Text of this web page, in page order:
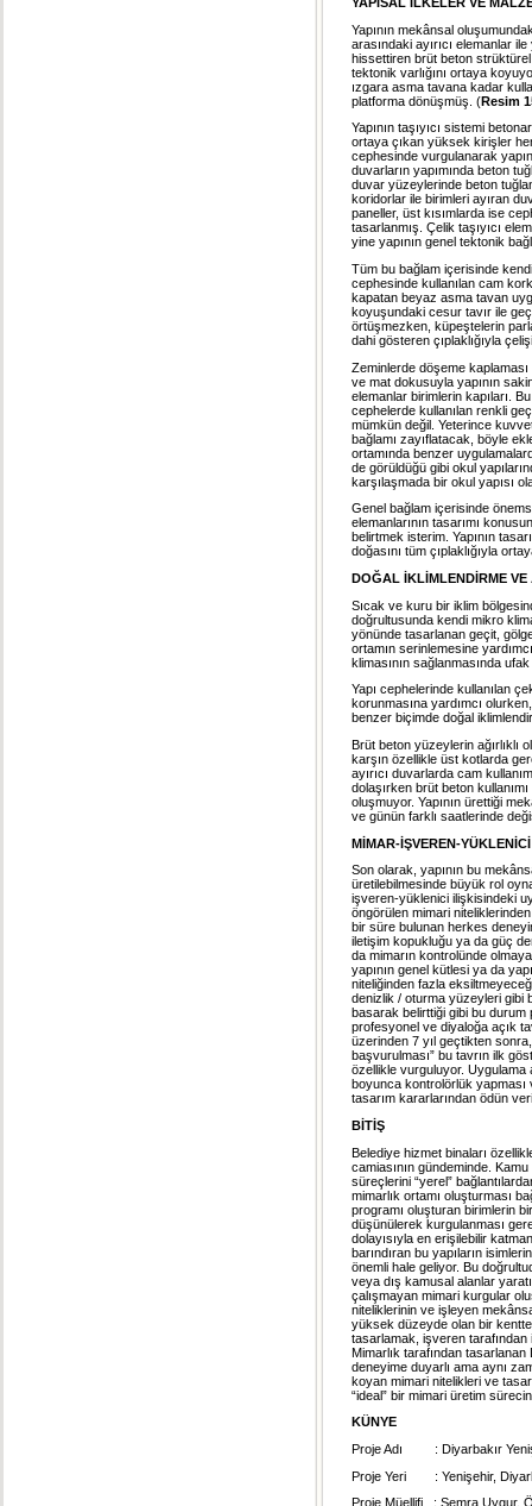
Yapının mekânsal
arasındaki ayırıcı elemanlar
hissettiren brüt beton strüktürel
tektonik varlığını ortaya
ızgara asma tavana kadar
platforma dönüşmüş. (Resim
Yapının taşıyıcı sistemi
ortaya çıkan yüksek kirişler
cephesinde vurgulanarak
duvarların yapımında beton
duvar yüzeylerinde beton
koridorlar ile birimleri ayıran
paneller, üst kısımlarda ise
tasarlanmış. Çelik taşıyıcı
yine yapının genel tektonik
Tüm bu bağlam içerisinde
cephesinde kullanılan cam
kapatan beyaz asma tavan
koyuşundaki cesur tavır ile
örtüşmezken, küpeştelerin
dahi gösteren çıplaklığıyla
Zeminlerde döşeme kaplaması
ve mat dokusuyla yapının
elemanlar birimlerin kapıları.
cephelerde kullanılan renkli
mümkün değil. Yeterince
bağlamı zayıflatacak, böyle
ortamında benzer
de görüldüğü gibi okul
karşılaşmada bir okul yapısı
Genel bağlam içerisinde
elemanlarının tasarımı
belirtmek isterim. Yapının
doğasını tüm çıplaklığıyla
DOĞAL İKLİMLENDİRME VE
Sıcak ve kuru bir iklim
doğrultusunda kendi mikro
yönünde tasarlanan geçit,
ortamın serinlemesine
klimasının sağlanmasında
Yapı cephelerinde kullanılan
korunmasına yardımcı
benzer biçimde doğal
Brüt beton yüzeylerin ağırlıklı
karşın özellikle üst kotlarda
ayırıcı duvarlarda cam
dolaşırken brüt beton
oluşmuyor. Yapının ürettiği
ve günün farklı saatlerinde
MİMAR-İŞVEREN-
Son olarak, yapının bu
üretilebilmesinde büyük rol
işveren-yüklenici ilişkisindeki
öngörülen mimari
bir süre bulunan herkes
iletişim kopukluğu ya da güç
da mimarın kontrolünde
yapının genel kütlesi ya da
niteliğinden fazla
denizlik / oturma yüzeyleri gibi
basarak belirttiği gibi bu durum
profesyonel ve diyaloğa açık
üzerinden 7 yıl geçtikten
başvurulması” bu tavrın ilk
özellikle vurguluyor. Uygulama
boyunca kontrolörlük yapması
tasarım kararlarından ödün
BİTİŞ
Belediye hizmet binaları
camiasının gündeminde.
süreçlerini “yerel”
mimarlık ortamı oluşturması
programı oluşturan birimlerin
düşünülerek kurgulanması
dolayısıyla en erişilebilir
barındıran bu yapıların
önemli hale geliyor. Bu
veya dış kamusal alanlar
çalışmayan mimari kurgular
niteliklerinin ve işleyen
yüksek düzeyde olan bir
tasarlamak, işveren tarafından
Mimarlık tarafından
deneyime duyarlı ama aynı
koyan mimari nitelikleri ve
“ideal” bir mimari üretim
KÜNYE
Proje Adı : Diyarbakır
Proje Yeri : Yenişehir,
Proje Müellifi : Semra Uygur,